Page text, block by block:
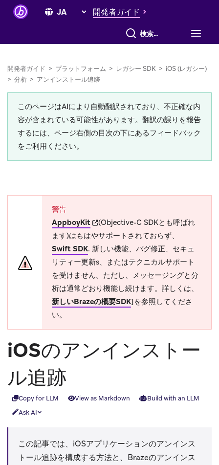
開発者ガイド
すべて検索
開発者ガイド > プラットフォーム > レガシー SDK > iOS (レガシー)
> 分析 > アンインストール追跡
このページはAIにより自動翻訳されており、不正確な内
容が含まれている可能性があります。翻訳の誤りを報告
するには、ページ右側の目次の下にあるフィードバック
をご利用ください。
警告
AppboyKit(opens in new tab)
(Objective-C SDKとも呼ばれ
ます)はもはやサポートされておらず、
Swift SDK. 新しい機能、バグ修正、セキュ
リティー更新s、またはテクニカルサポート
を受けません。ただし、メッセージングと分
析は通常どおり機能し続けます。詳しくは、
新しいBrazeの概要SDK]を参照してくださ
い。
iOSのアンインストー
ル追跡
Copy for LLM View as Markdown
Build with an LLM
Ask AI
この記事では、iOSアプリケーションのアンインス
トール追跡を構成する方法と、Brazeのアンインス